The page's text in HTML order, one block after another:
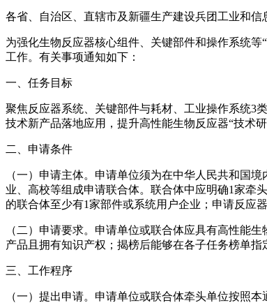
各省、自治区、直辖市及新疆生产建设兵团工业和信
为强化生物反应器核心组件、关键部件和操作系统
工作。有关事项通知如下：
一、任务目标
聚焦反应器系统、关键部件与耗材、工业操作系统3
技术新产品落地应用，提升高性能生物反应器“技
二、申请条件
（一）申请主体。申请单位须为在中华人民共和国
业、高校等组成申请联合体。联合体中应明确1家牵
的联合体至少有1家部件或系统用户企业；申请反应
（二）申请要求。申请单位或联合体应具有高性能
产品且拥有知识产权；揭榜后能够在各子任务榜单指
三、工作程序
（一）提出申请。申请单位或联合体牵头单位按照